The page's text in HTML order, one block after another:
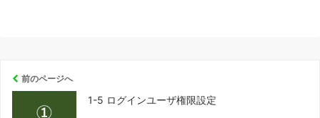
前のページへ
1-5 ログインユーザ権限設定